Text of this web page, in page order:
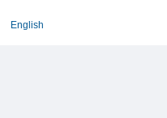
English